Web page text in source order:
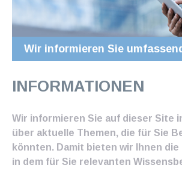
Wir informieren Sie
INFORMATIONEN
Wir informieren Sie auf dieser Site
über aktuelle Themen, die für Sie
könnten. Damit bieten wir Ihnen
in dem für Sie relevanten